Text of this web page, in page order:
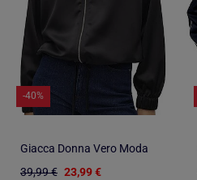
-40%
Giacca Donna Vero Moda
39,99 € 23,99 €